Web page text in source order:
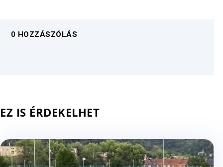
0 HOZZÁSZÓLÁS
EZ IS ÉRDEKELHET